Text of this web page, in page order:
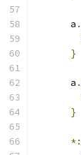
      a
.
}
      a
.
}
*: